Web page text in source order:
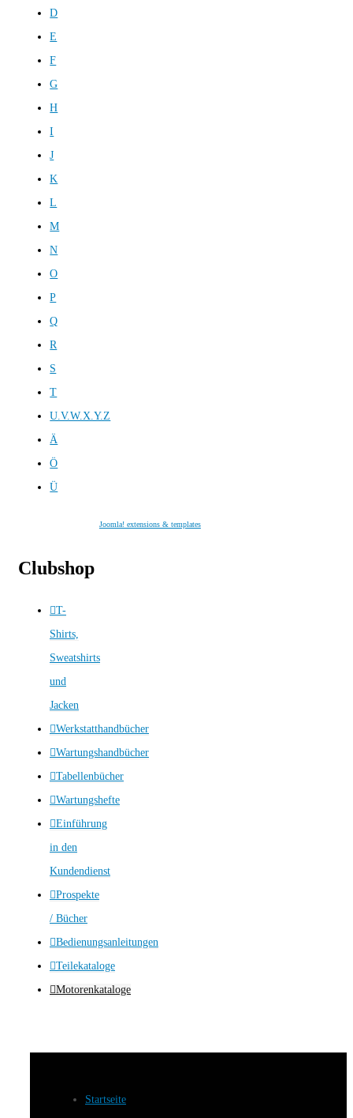
D
E
F
G
H
I
J
K
L
M
N
O
P
Q
R
S
T
U.V.W.X.Y.Z
Ä
Ö
Ü
Joomla! extensions & templates
Clubshop
T-
Shirts,
Sweatshirts
und
Jacken
Werkstatthandbücher
Wartungshandbücher
Tabellenbücher
Wartungshefte
Einführung
in den
Kundendienst
Prospekte
/ Bücher
Bedienungsanleitungen
Teilekataloge
Motorenkataloge
Startseite